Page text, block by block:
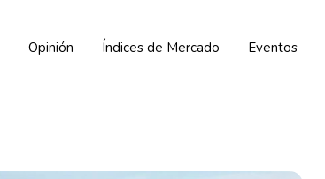
Opinión Índices de Mercado Eventos